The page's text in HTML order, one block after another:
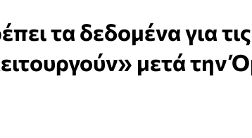
τα δεδομένα για
μετά την